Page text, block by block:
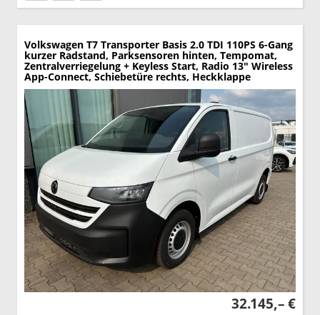
Volkswagen T7 Transporter Basis 2.0 TDI 110PS 6-Gang
kurzer Radstand, Parksensoren hinten, Tempomat,
Zentralverriegelung + Keyless Start, Radio 13" Wireless
App-Connect, Schiebetüre rechts, Heckklappe
32.145,– €